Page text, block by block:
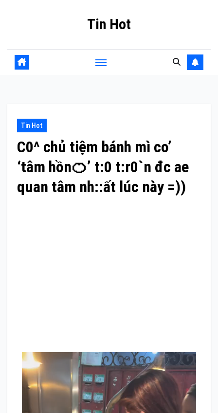
Tin Hot
Tin Hot
C0^ chủ tiệm bánh mì co’
‘tâm hồn🍊’ t:0 t:r0`n đc ae
quan tâm nh::ất lúc này =))